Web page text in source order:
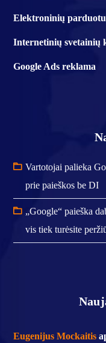
Elektroninių
Internetinių svetainių
Google Ads reklama
Vartotojai palieka
prie paieškos be DI
„Google“ paieška
vis tiek turėsite
Eugenijus Mockaitis